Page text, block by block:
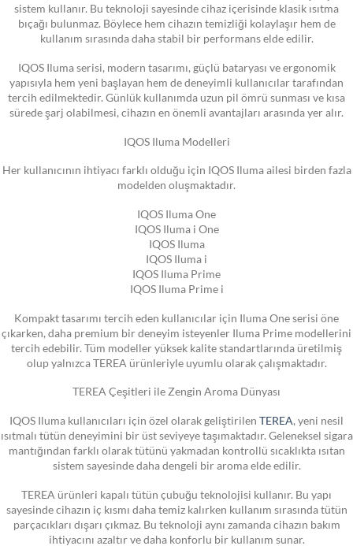
sistem kullanır. Bu teknoloji sayesinde cihaz içerisinde klasik ısıtma
bıçağı bulunmaz. Böylece hem cihazın temizliği kolaylaşır hem de
kullanım sırasında daha stabil bir performans elde edilir.
IQOS Iluma serisi, modern tasarımı, güçlü bataryası ve ergonomik
yapısıyla hem yeni başlayan hem de deneyimli kullanıcılar tarafından
tercih edilmektedir. Günlük kullanımda uzun pil ömrü sunması ve kısa
sürede şarj olabilmesi, cihazın en önemli avantajları arasında yer alır.
IQOS Iluma Modelleri
Her kullanıcının ihtiyacı farklı olduğu için IQOS Iluma ailesi birden fazla
modelden oluşmaktadır.
IQOS Iluma One
IQOS Iluma i One
IQOS Iluma
IQOS Iluma i
IQOS Iluma Prime
IQOS Iluma Prime i
Kompakt tasarımı tercih eden kullanıcılar için Iluma One serisi öne
çıkarken, daha premium bir deneyim isteyenler Iluma Prime modellerini
tercih edebilir. Tüm modeller yüksek kalite standartlarında üretilmiş
olup yalnızca TEREA ürünleriyle uyumlu olarak çalışmaktadır.
TEREA Çeşitleri ile Zengin Aroma Dünyası
IQOS Iluma kullanıcıları için özel olarak geliştirilen TEREA, yeni nesil
ısıtmalı tütün deneyimini bir üst seviyeye taşımaktadır. Geleneksel sigara
mantığından farklı olarak tütünü yakmadan kontrollü sıcaklıkta ısıtan
sistem sayesinde daha dengeli bir aroma elde edilir.
TEREA ürünleri kapalı tütün çubuğu teknolojisi kullanır. Bu yapı
sayesinde cihazın iç kısmı daha temiz kalırken kullanım sırasında tütün
parçacıkları dışarı çıkmaz. Bu teknoloji aynı zamanda cihazın bakım
ihtiyacını azaltır ve daha konforlu bir kullanım sunar.